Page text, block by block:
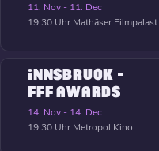
11. Nov - 11. Dec
19:30 Uhr Mathäser Filmpalast
INNSBRUCK -
FFF AWARDS
14. Nov - 14. Dec
19:30 Uhr Metropol Kino